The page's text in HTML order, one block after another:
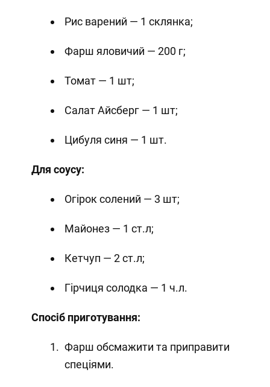
Рис варений — 1 склянка;
Фарш яловичий — 200 г;
Томат — 1 шт;
Салат Айсберг — 1 шт;
Цибуля синя — 1 шт.
Для соусу:
Огірок солений — 3 шт;
Майонез — 1 ст.л;
Кетчуп — 2 ст.л;
Гірчиця солодка — 1 ч.л.
Спосіб приготування:
Фарш обсмажити та приправити
спеціями.